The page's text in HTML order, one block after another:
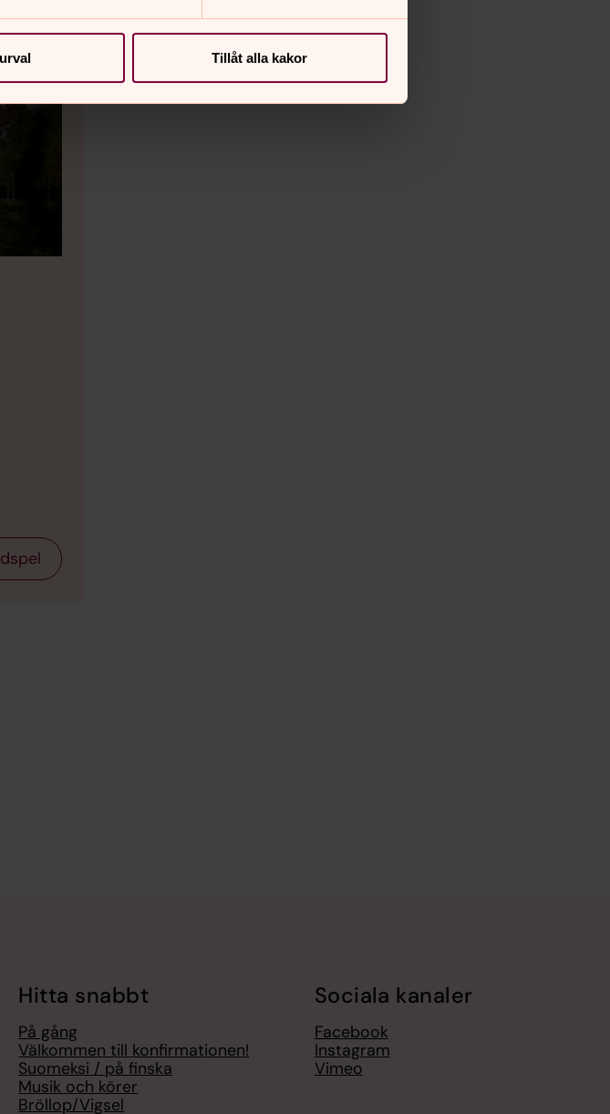
Tillåt alla kakor
Hitta snabbt
På gång
Välkommen till konfirmationen!
Suomeksi / på finska
Musik och körer
Bröllop/Vigsel
Sociala kanaler
Facebook
Instagram
Vimeo